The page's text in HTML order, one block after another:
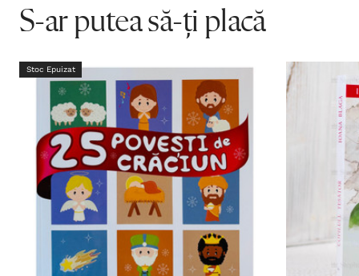
S-ar putea să-ți placă
Stoc Epuizat